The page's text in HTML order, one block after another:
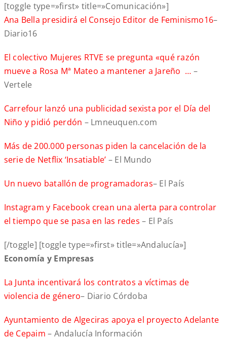
[toggle type=»first» title=»Comunicación»]
Ana Bella presidirá el Consejo Editor de Feminismo16–
Diario16
El colectivo Mujeres RTVE se pregunta «qué razón
mueve a Rosa Mª Mateo a mantener a Jareño … –
Vertele
Carrefour lanzó una publicidad sexista por el Día del
Niño y pidió perdón – Lmneuquen.com
Más de 200.000 personas piden la cancelación de la
serie de Netflix ‘Insatiable’ – El Mundo
Un nuevo batallón de programadoras– El País
Instagram y Facebook crean una alerta para controlar
el tiempo que se pasa en las redes – El País
[/toggle] [toggle type=»first» title=»Andalucía»]
Economía y Empresas
La Junta incentivará los contratos a víctimas de
violencia de género– Diario Córdoba
Ayuntamiento de Algeciras apoya el proyecto Adelante
de Cepaim– Andalucía Información